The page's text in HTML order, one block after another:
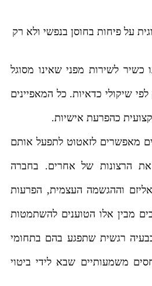
על פיחות בחוסן בנפשי ולא רק
כשיר לשירות מפני שאינו מסוגל
שיקולי כדאיות. כל המאפיינים
כהפרעת אישיות.
מאפשרים לזאטוט לתפעל אותם
את הרצונות של אחרים. בחברה
וההגשמה העצמית, הפרעות
מבין אלו הטוענים להשתמטות
רגשית שתפגע בהם בתחומי
משמעותיים שבא לידי ביטוי